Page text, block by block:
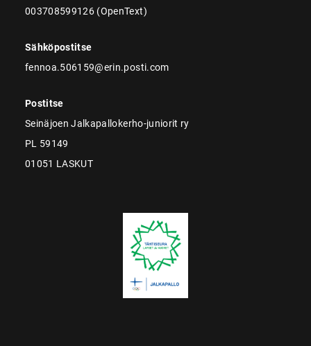
003708599126 (OpenText)
Sähköpostitse
fennoa.506159@erin.posti.com
Postitse
Seinäjoen Jalkapallokerho-juniorit ry
PL 59149
01051 LASKUT